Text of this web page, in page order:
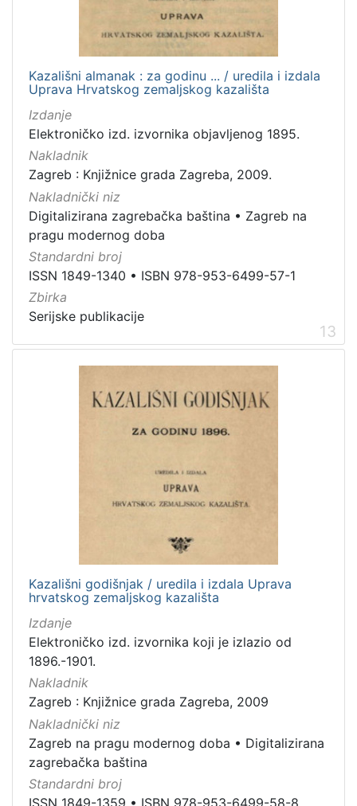
Kazališni almanak : za godinu ... / uredila i izdala
Uprava Hrvatskog zemaljskog kazališta
Izdanje
Elektroničko izd. izvornika objavljenog 1895.
Nakladnik
Zagreb : Knjižnice grada Zagreba, 2009.
Nakladnički niz
Digitalizirana zagrebačka baština • Zagreb na
pragu modernog doba
Standardni broj
ISSN 1849-1340 • ISBN 978-953-6499-57-1
Zbirka
Serijske publikacije
13
Kazališni godišnjak / uredila i izdala Uprava
hrvatskog zemaljskog kazališta
Izdanje
Elektroničko izd. izvornika koji je izlazio od
1896.-1901.
Nakladnik
Zagreb : Knjižnice grada Zagreba, 2009
Nakladnički niz
Zagreb na pragu modernog doba • Digitalizirana
zagrebačka baština
Standardni broj
ISSN 1849-1359 • ISBN 978-953-6499-58-8